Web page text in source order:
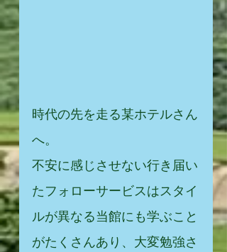
時代の先を走る某ホテルさん
へ。
不安に感じさせない行き届い
たフォローサービスはスタイ
ルが異なる当館にも学ぶこと
がたくさんあり、大変勉強さ